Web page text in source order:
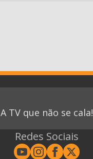
A TV que não se cala!
Redes Sociais